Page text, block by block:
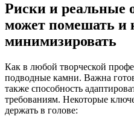
Риски и реальные
может помешать и
минимизировать
Как в любой творческой
подводные камни. Важна
также способность
требованиям. Некоторые
держать в голове: